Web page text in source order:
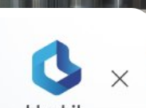
ถือหุ้นใหญ่ใน